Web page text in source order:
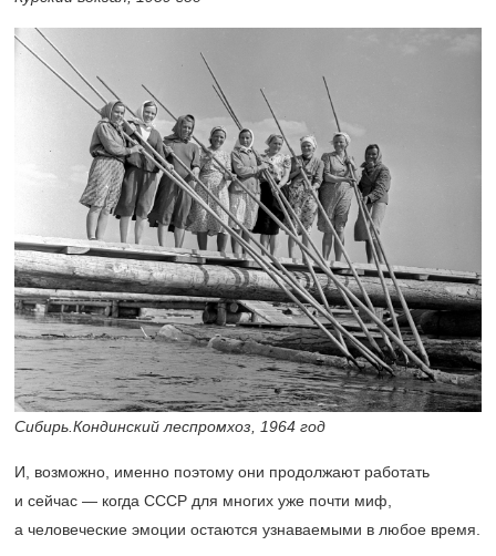
Сибирь.Кондинский леспромхоз, 1964 год
И, возможно, именно поэтому они продолжают работать
и сейчас — когда СССР для многих уже почти миф,
а человеческие эмоции остаются узнаваемыми в любое время.